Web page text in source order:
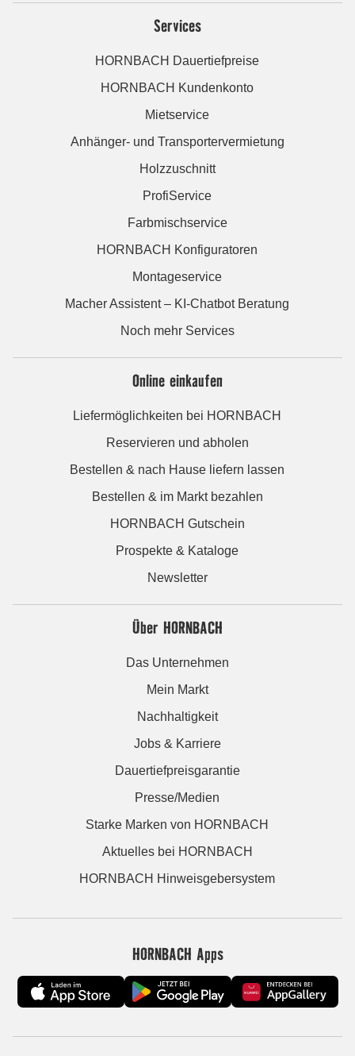
Services
HORNBACH Dauertiefpreise
HORNBACH Kundenkonto
Mietservice
Anhänger- und Transportervermietung
Holzzuschnitt
ProfiService
Farbmischservice
HORNBACH Konfiguratoren
Montageservice
Macher Assistent – KI-Chatbot Beratung
Noch mehr Services
Online einkaufen
Liefermöglichkeiten bei HORNBACH
Reservieren und abholen
Bestellen & nach Hause liefern lassen
Bestellen & im Markt bezahlen
HORNBACH Gutschein
Prospekte & Kataloge
Newsletter
Über HORNBACH
Das Unternehmen
Mein Markt
Nachhaltigkeit
Jobs & Karriere
Dauertiefpreisgarantie
Presse/Medien
Starke Marken von HORNBACH
Aktuelles bei HORNBACH
HORNBACH Hinweisgebersystem
HORNBACH Apps